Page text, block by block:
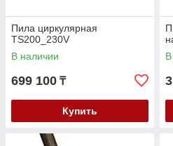
Пила циркулярная
TS200_230V
В наличии
699 100 ₸
Купить